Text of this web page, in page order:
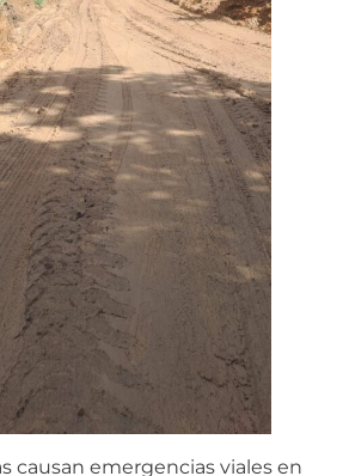
causan emergencias viales en